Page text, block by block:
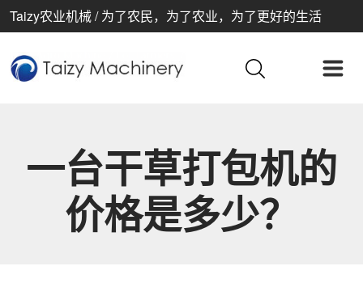
Taizy农业机械 / 为了农民，为了农业，为了更好的生活
一台干草打包机的
价格是多少？